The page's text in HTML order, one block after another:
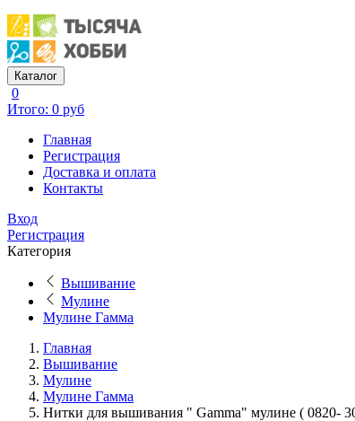
Каталог
0
Итого: 0 руб
Главная
Регистрация
Доставка и оплата
Контакты
Вход
Регистрация
Категория
Вышивание
Мулине
Мулине Гамма
Главная
Вышивание
Мулине
Мулине Гамма
Нитки для вышивания " Gamma" мулине ( 0820-